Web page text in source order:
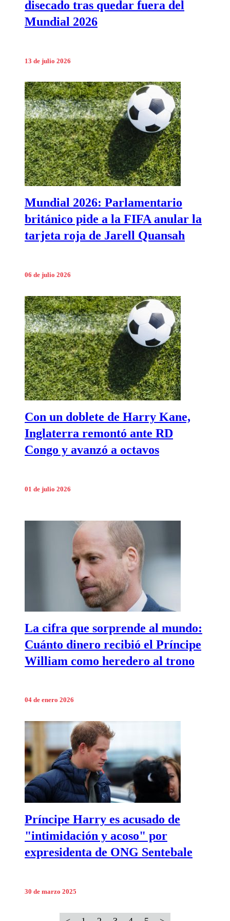
disecado tras quedar fuera del
Mundial 2026
13 de julio 2026
Mundial 2026: Parlamentario
británico pide a la FIFA anular la
tarjeta roja de Jarell Quansah
06 de julio 2026
Con un doblete de Harry Kane,
Inglaterra remontó ante RD
Congo y avanzó a octavos
01 de julio 2026
La cifra que sorprende al mundo:
Cuánto dinero recibió el Príncipe
William como heredero al trono
04 de enero 2026
Príncipe Harry es acusado de
"intimidación y acoso" por
expresidenta de ONG Sentebale
30 de marzo 2025